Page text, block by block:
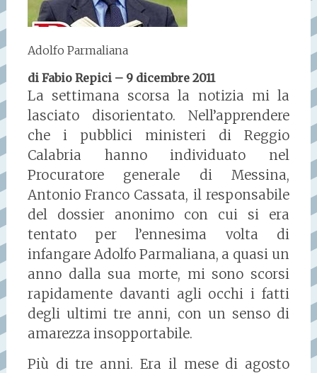
Adolfo Parmaliana
di Fabio Repici – 9 dicembre 2011
La settimana scorsa la notizia mi la
lasciato disorientato. Nell’apprendere
che i pubblici ministeri di Reggio
Calabria hanno individuato nel
Procuratore generale di Messina,
Antonio Franco Cassata, il responsabile
del dossier anonimo con cui si era
tentato per l’ennesima volta di
infangare Adolfo Parmaliana, a quasi un
anno dalla sua morte, mi sono scorsi
rapidamente davanti agli occhi i fatti
degli ultimi tre anni, con un senso di
amarezza insopportabile.
Più di tre anni. Era il mese di agosto